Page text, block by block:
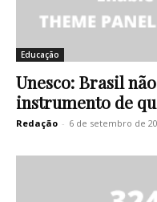
Educação
Unesco: Brasil
instrumento de
Redação - 6 de setembro de